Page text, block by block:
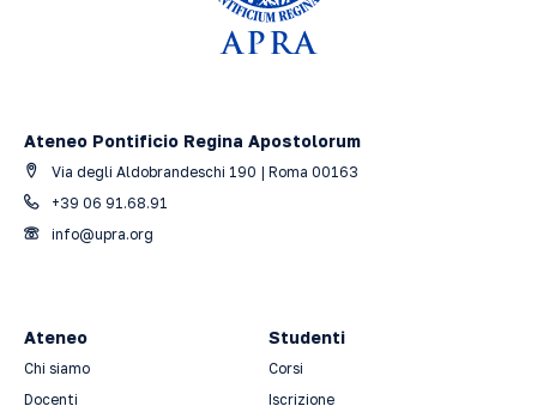
Ateneo Pontificio Regina Apostolorum
Via degli Aldobrandeschi 190 | Roma 00163
+39 06 91.68.91
info@upra.org
Ateneo
Chi siamo
Docenti
Studenti
Corsi
Iscrizione